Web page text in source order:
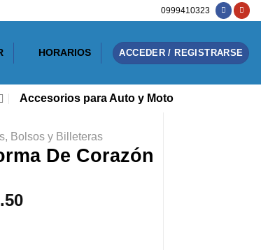
0999410323
HORARIOS ACCEDER / REGISTRARSE
Accesorios para Auto y Moto
Bolsos y Billeteras
De Corazón
El